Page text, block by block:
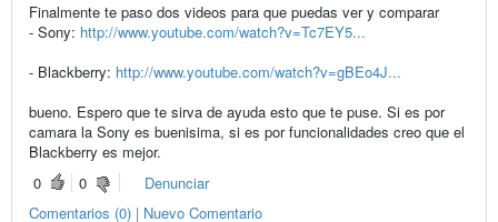
Finalmente te paso dos videos para que puedas ver y comparar
- Sony: http://www.youtube.com/watch?v=Tc7EY5...
- Blackberry: http://www.youtube.com/watch?v=gBEo4J...
bueno. Espero que te sirva de ayuda esto que te puse. Si es por
camara la Sony es buenisima, si es por funcionalidades creo que el
Blackberry es mejor.
0
0
Denunciar
Comentarios (0) | Nuevo Comentario